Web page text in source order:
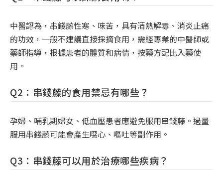
中醫認為，串錢藤性寒、味苦，具有清熱解毒、消炎止痛
的功效，一般不建議直接採摘食用，需經專業的中醫師或
藥師指導，根據患者的體質和病情，按藥方配比入藥使
用。
Q2：串錢藤的食用禁忌有哪些？
孕婦、哺乳期婦女、低血壓患者應避免服用串錢藤。過量
服用串錢藤可能會產生噁心、嘔吐等副作用。
Q3：串錢藤可以用於治療哪些疾病？